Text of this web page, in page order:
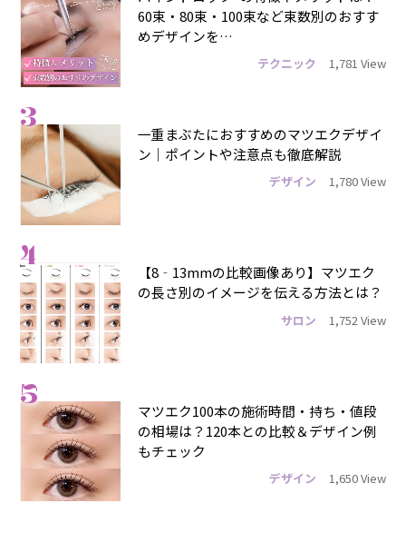
60束・80束・100束など束数別のおすす
めデザインを…
テクニック 1,781 View
3
一重まぶたにおすすめのマツエクデザイ
ン｜ポイントや注意点も徹底解説
デザイン 1,780 View
4
【8‐13mmの比較画像あり】マツエク
の長さ別のイメージを伝える方法とは？
サロン 1,752 View
5
マツエク100本の施術時間・持ち・値段
の相場は？120本との比較＆デザイン例
もチェック
デザイン 1,650 View